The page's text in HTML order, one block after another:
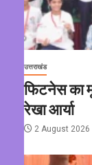
उत्तराखंड
फिटनेस का
रेखा आर्या
2 August 2026